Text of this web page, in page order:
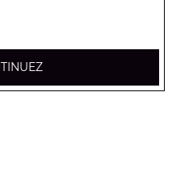
poulet, merguez